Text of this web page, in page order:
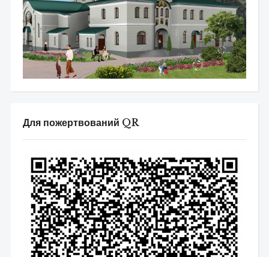
Для пожертвований QR